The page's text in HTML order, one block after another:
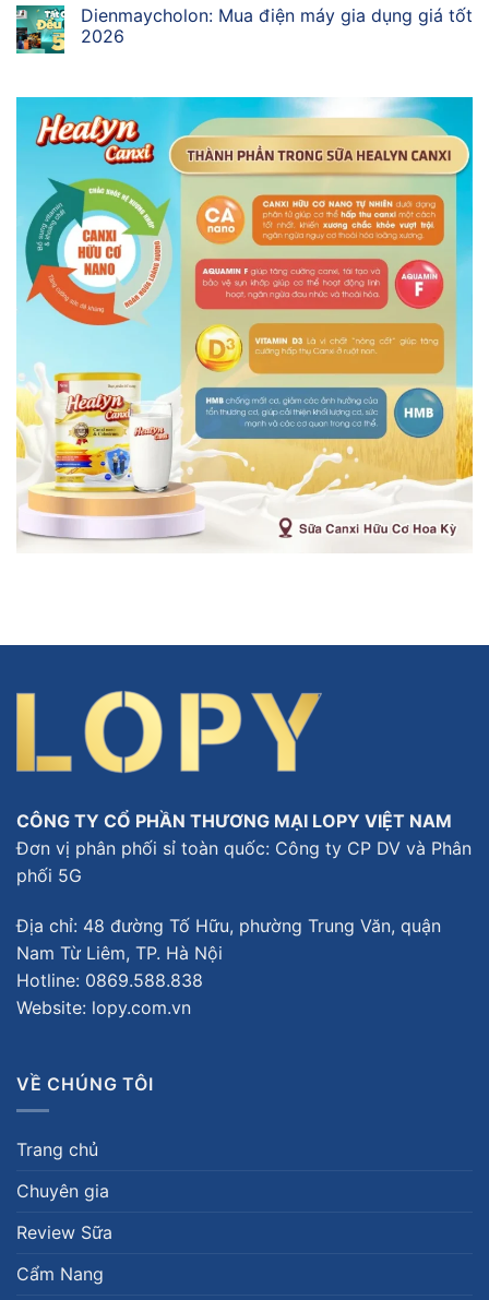
Dienmaycholon: Mua điện máy gia dụng giá tốt
2026
CÔNG TY CỔ PHẦN THƯƠNG MẠI LOPY VIỆT NAM
Đơn vị phân phối sỉ toàn quốc: Công ty CP DV và Phân
phối 5G
Địa chỉ: 48 đường Tố Hữu, phường Trung Văn, quận
Nam Từ Liêm, TP. Hà Nội
Hotline: 0869.588.838
Website: lopy.com.vn
VỀ CHÚNG TÔI
Trang chủ
Chuyên gia
Review Sữa
Cẩm Nang